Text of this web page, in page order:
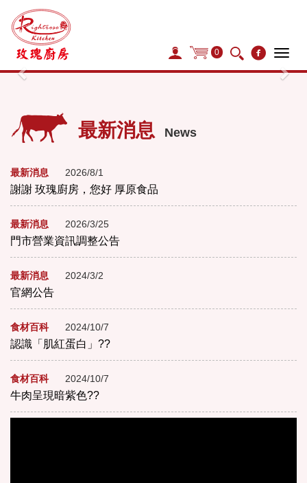
0
Previous
最新消息 News
最新消息 2026/8/1
謝謝 玫瑰廚房，您好 厚原食品
最新消息 2026/3/25
門市營業資訊調整公告
最新消息 2024/3/2
官網公告
食材百科 2024/10/7
認識「肌紅蛋白」??
食材百科 2024/10/7
牛肉呈現暗紫色??